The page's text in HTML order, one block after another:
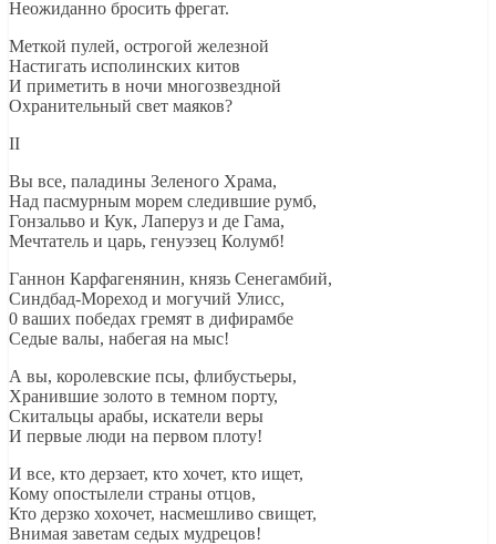
Неожиданно бросить фрегат.
Меткой пулей, острогой железной
Настигать исполинских китов
И приметить в ночи многозвездной
Охранительный свет маяков?
II
Вы все, паладины Зеленого Храма,
Над пасмурным морем следившие румб,
Гонзальво и Кук, Лаперуз и де Гама,
Мечтатель и царь, генуэзец Колумб!
Ганнон Карфагенянин, князь Сенегамбий,
Синдбад-Мореход и могучий Улисс,
0 ваших победах гремят в дифирамбе
Седые валы, набегая на мыс!
А вы, королевские псы, флибустьеры,
Хранившие золото в темном порту,
Скитальцы арабы, искатели веры
И первые люди на первом плоту!
И все, кто дерзает, кто хочет, кто ищет,
Кому опостылели страны отцов,
Кто дерзко хохочет, насмешливо свищет,
Внимая заветам седых мудрецов!